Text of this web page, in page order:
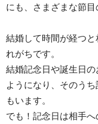
にも、さまざまな節目
結婚して時間が経つ
れがちです。
結婚記念日や誕生日
ようになり、そのう
もいます。
でも！記念日は相手